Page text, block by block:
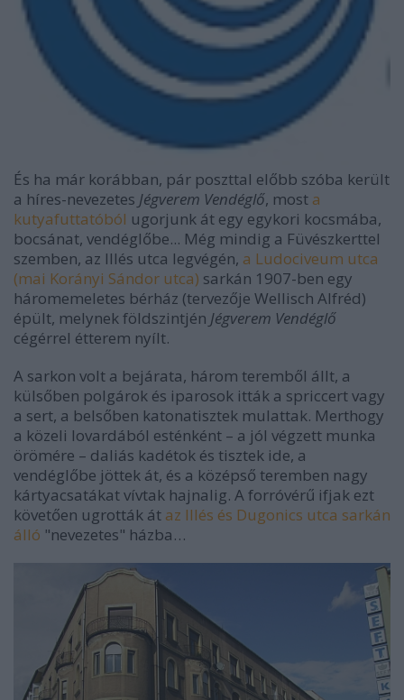
És ha már korábban, pár poszttal előbb szóba került
a híres-nevezetes Jégverem Vendéglő, most a
kutyafuttatóból ugorjunk át egy egykori kocsmába,
bocsánat, vendéglőbe... Még mindig a Füvészkerttel
szemben, az Illés utca legvégén, a Ludociveum utca
(mai Korányi Sándor utca) sarkán 1907-ben egy
háromemeletes bérház (tervezője Wellisch Alfréd)
épült, melynek földszintjén Jégverem Vendéglő
cégérrel étterem nyílt.
A sarkon volt a bejárata, három teremből állt, a
külsőben polgárok és iparosok itták a spriccert vagy
a sert, a belsőben katonatisztek mulattak. Merthogy
a közeli lovardából esténként – a jól végzett munka
örömére – daliás kadétok és tisztek ide, a
vendéglőbe jöttek át, és a középső teremben nagy
kártyacsatákat vívtak hajnalig. A forróvérű ifjak ezt
követően ugrották át az Illés és Dugonics utca sarkán
álló "nevezetes" házba…